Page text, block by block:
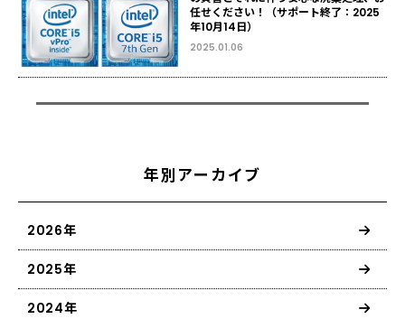
任せください！（サポート終了：2025
年10月14日）
2025.01.06
年別アーカイブ
2026年
2025年
2024年